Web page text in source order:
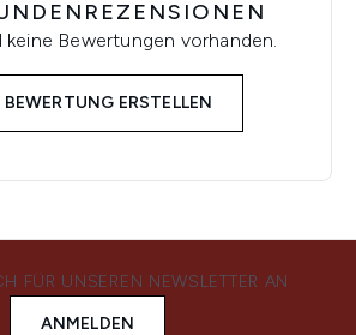
keine Bewertungen vorhanden.
BEWERTUNG ERSTELLEN
FÜR UNSEREN NEWSLETTER AN
ANMELDEN